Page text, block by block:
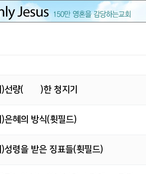
선량(善良)한 청지기
은혜의 방식(휫필드)
성령을 받은 징표들(휫필드)